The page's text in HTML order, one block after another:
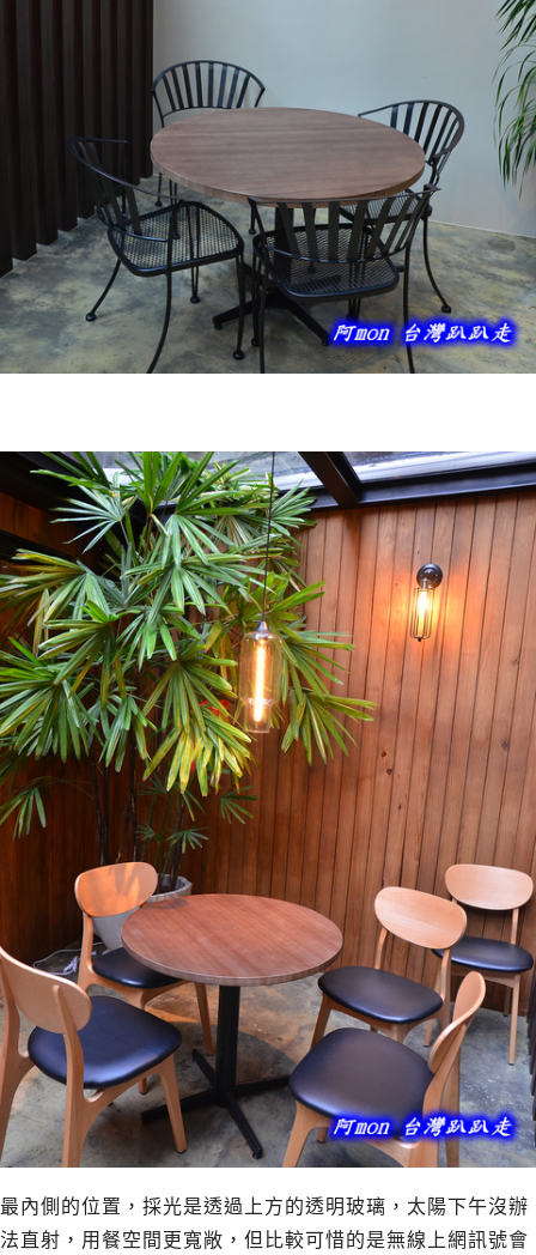
最內側的位置，採光是透過上方的透明玻璃，太陽下午沒辦
法直射，用餐空間更寬敞，但比較可惜的是無線上網訊號會